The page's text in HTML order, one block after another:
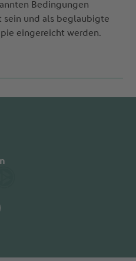
Bedingungen
sein und als beglaubigte
eingereicht werden.